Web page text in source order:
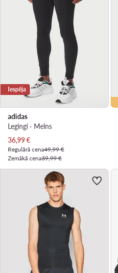
Iespēja
adidas
Legingi · Melns
Pašreizējā cena
36,99€
Regulārā cena49,99 €
Zemākā cena39,99 €